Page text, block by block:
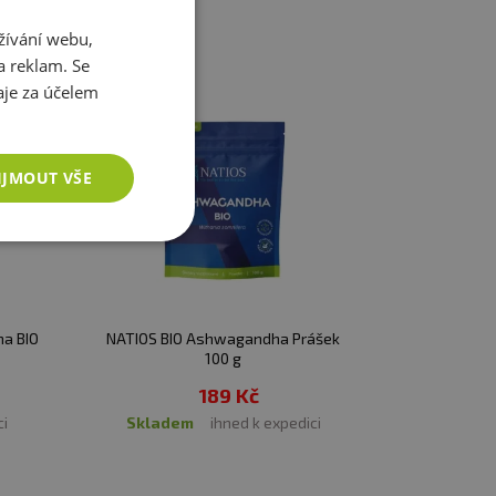
proto jsou tu gumové
spolknutím rozkousat.
BIO
NATIOS BIO Ashwagandha Prášek
100 g
189 Kč
skladem ihned k expedici
webu,
reklam. Se
za účelem
VŠE